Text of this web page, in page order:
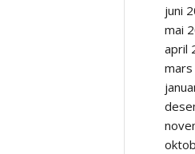
juni
mai
april